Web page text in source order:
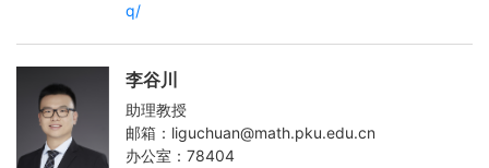
q/
李谷川
助理教授
邮箱：liguchuan@math.pku.edu.cn
办公室：78404